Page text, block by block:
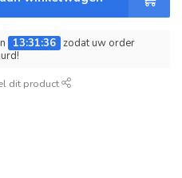
13:31:36 zodat uw order
dit product